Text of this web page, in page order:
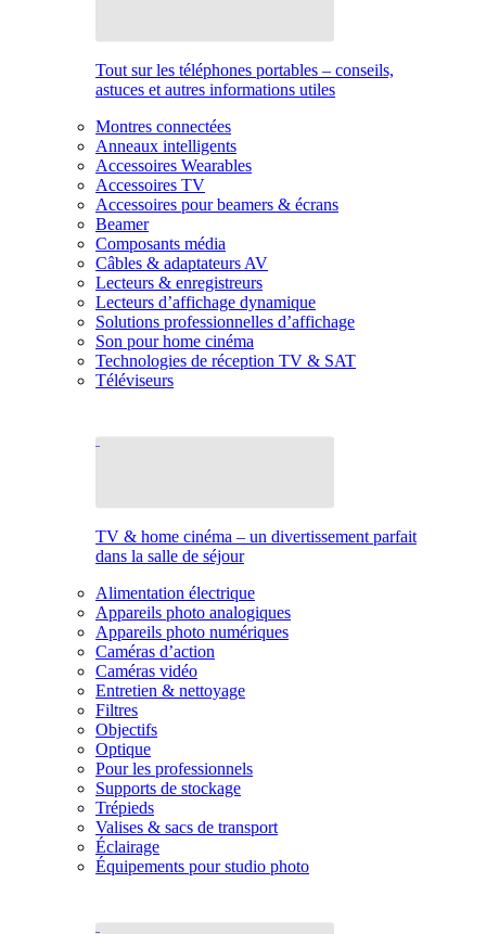
Tout sur les téléphones portables – conseils,
astuces et autres informations utiles
Montres connectées
Anneaux intelligents
Accessoires Wearables
Accessoires TV
Accessoires pour beamers & écrans
Beamer
Composants média
Câbles & adaptateurs AV
Lecteurs & enregistreurs
Lecteurs d’affichage dynamique
Solutions professionnelles d’affichage
Son pour home cinéma
Technologies de réception TV & SAT
Téléviseurs
TV & home cinéma – un divertissement parfait
dans la salle de séjour
Alimentation électrique
Appareils photo analogiques
Appareils photo numériques
Caméras d’action
Caméras vidéo
Entretien & nettoyage
Filtres
Objectifs
Optique
Pour les professionnels
Supports de stockage
Trépieds
Valises & sacs de transport
Éclairage
Équipements pour studio photo